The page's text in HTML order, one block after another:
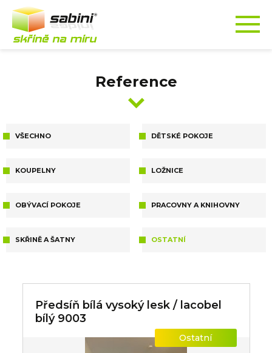
Reference
VŠECHNO DĚTSKÉ POKOJE
KOUPELNY LOŽNICE
OBÝVACÍ POKOJE PRACOVNY A KNIHOVNY
SKŘINĚ A ŠATNY OSTATNÍ
Předsíň bílá vysoký lesk / lacobel
bílý 9003
Ostatní